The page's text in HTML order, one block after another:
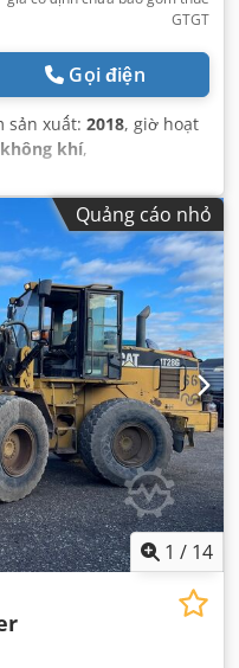
GTGT
Gọi điện
sản xuất: 2018, giờ hoạt
khí,
Quảng cáo nhỏ
1 / 14